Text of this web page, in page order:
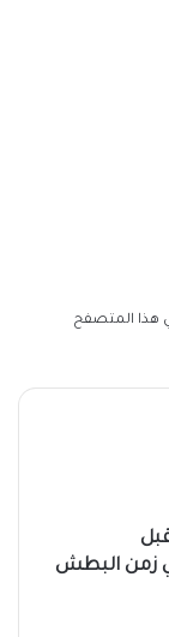
هذا المتصفح
زمن البطش